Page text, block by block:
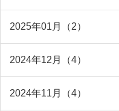
2025年01月（2）
2024年12月（4）
2024年11月（4）